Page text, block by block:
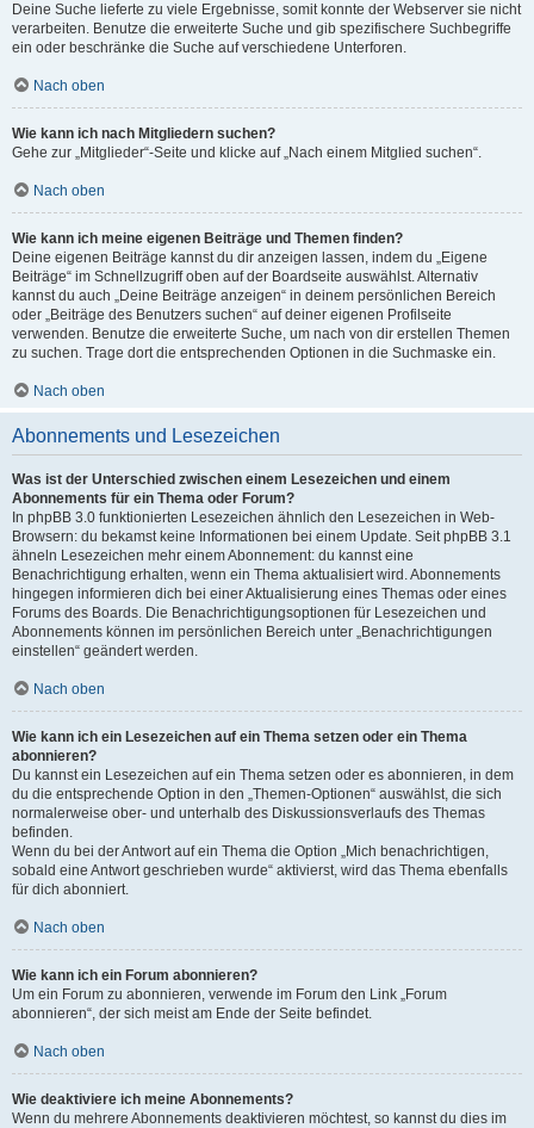
Deine Suche lieferte zu viele Ergebnisse, somit konnte der Webserver sie nicht
verarbeiten. Benutze die erweiterte Suche und gib spezifischere Suchbegriffe
ein oder beschränke die Suche auf verschiedene Unterforen.
Nach oben
Wie kann ich nach Mitgliedern suchen?
Gehe zur „Mitglieder“-Seite und klicke auf „Nach einem Mitglied suchen“.
Nach oben
Wie kann ich meine eigenen Beiträge und Themen finden?
Deine eigenen Beiträge kannst du dir anzeigen lassen, indem du „Eigene
Beiträge“ im Schnellzugriff oben auf der Boardseite auswählst. Alternativ
kannst du auch „Deine Beiträge anzeigen“ in deinem persönlichen Bereich
oder „Beiträge des Benutzers suchen“ auf deiner eigenen Profilseite
verwenden. Benutze die erweiterte Suche, um nach von dir erstellen Themen
zu suchen. Trage dort die entsprechenden Optionen in die Suchmaske ein.
Nach oben
Abonnements und Lesezeichen
Was ist der Unterschied zwischen einem Lesezeichen und einem
Abonnements für ein Thema oder Forum?
In phpBB 3.0 funktionierten Lesezeichen ähnlich den Lesezeichen in Web-
Browsern: du bekamst keine Informationen bei einem Update. Seit phpBB 3.1
ähneln Lesezeichen mehr einem Abonnement: du kannst eine
Benachrichtigung erhalten, wenn ein Thema aktualisiert wird. Abonnements
hingegen informieren dich bei einer Aktualisierung eines Themas oder eines
Forums des Boards. Die Benachrichtigungsoptionen für Lesezeichen und
Abonnements können im persönlichen Bereich unter „Benachrichtigungen
einstellen“ geändert werden.
Nach oben
Wie kann ich ein Lesezeichen auf ein Thema setzen oder ein Thema
abonnieren?
Du kannst ein Lesezeichen auf ein Thema setzen oder es abonnieren, in dem
du die entsprechende Option in den „Themen-Optionen“ auswählst, die sich
normalerweise ober- und unterhalb des Diskussionsverlaufs des Themas
befinden.
Wenn du bei der Antwort auf ein Thema die Option „Mich benachrichtigen,
sobald eine Antwort geschrieben wurde“ aktivierst, wird das Thema ebenfalls
für dich abonniert.
Nach oben
Wie kann ich ein Forum abonnieren?
Um ein Forum zu abonnieren, verwende im Forum den Link „Forum
abonnieren“, der sich meist am Ende der Seite befindet.
Nach oben
Wie deaktiviere ich meine Abonnements?
Wenn du mehrere Abonnements deaktivieren möchtest, so kannst du dies im